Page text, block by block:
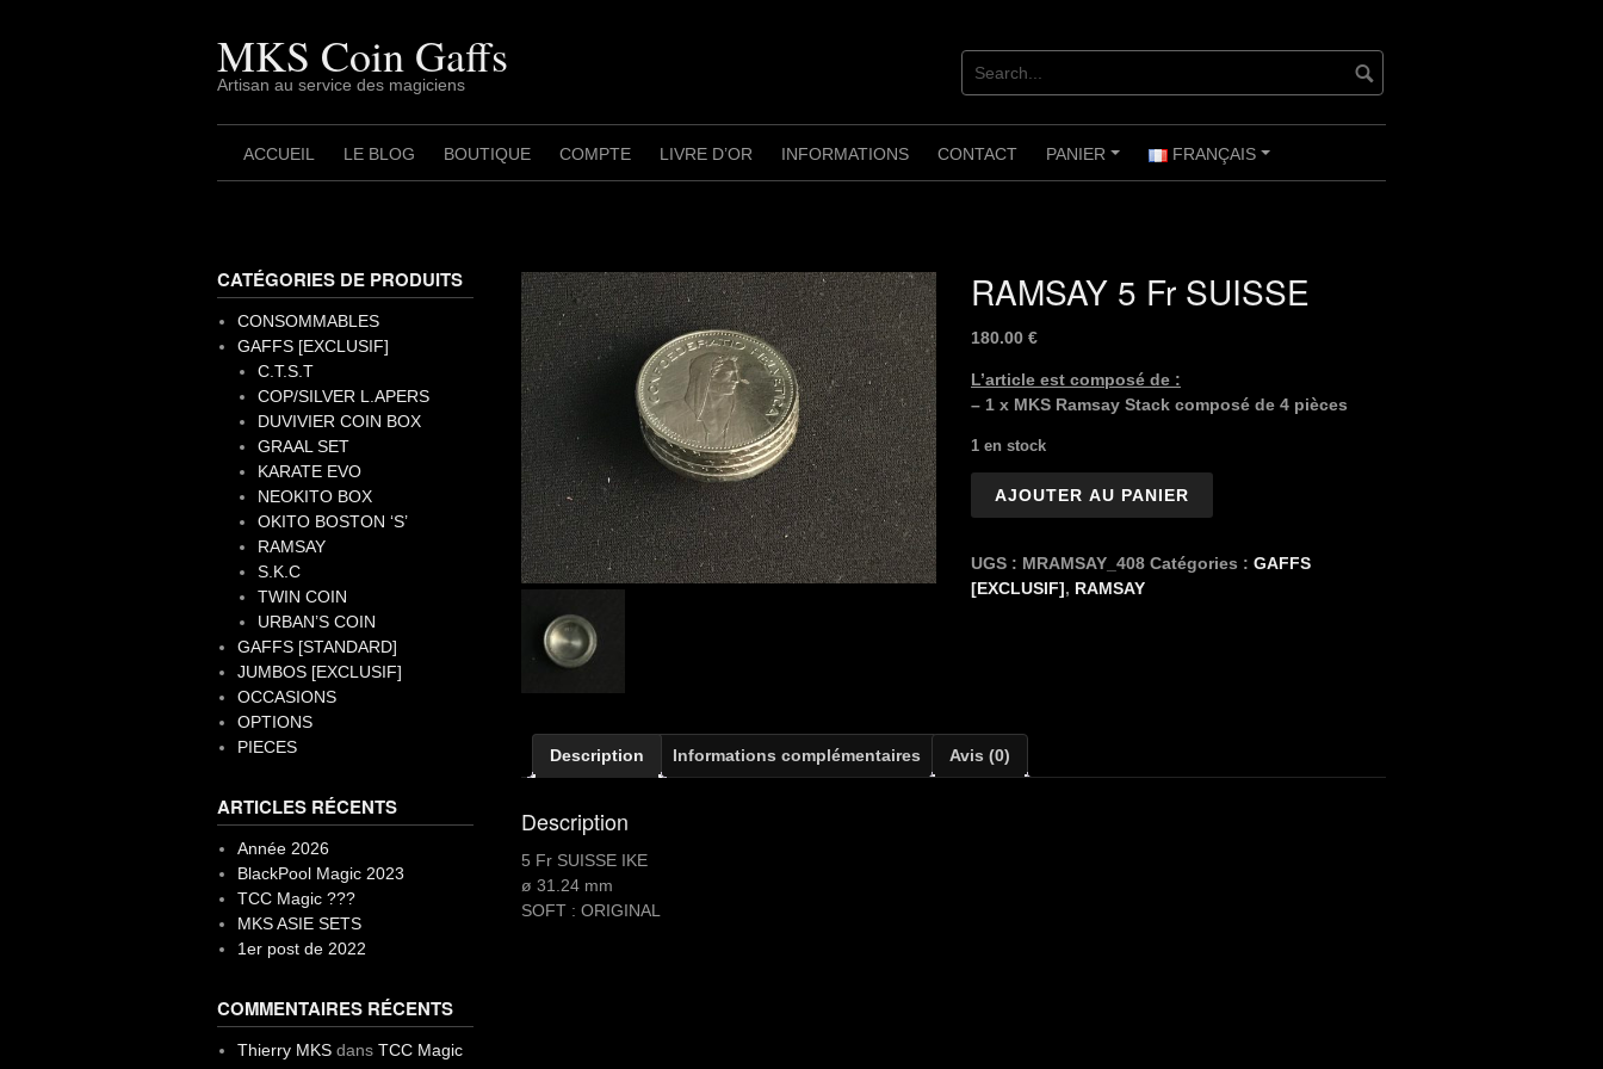
MKS Coin Gaffs
Artisan au service des magiciens
ACCUEIL LE BLOG BOUTIQUE COMPTE LIVRE D’OR INFORMATIONS CONTACT
+
PANIER
+
FRANÇAIS
RAMSAY 5 Fr SUISSE
180.00 €
L’article est composé de :
– 1 x MKS Ramsay Stack composé de 4 pièces
1 en stock
5
Fr
AJOUTER AU PANIER
UGS : MRAMSAY_408 Catégories : GAFFS
[EXCLUSIF], RAMSAY
Description Informations complémentaires Avis (0)
Description
5 Fr SUISSE IKE
ø 31.24 mm
SOFT : ORIGINAL
CATÉGORIES DE PRODUITS
CONSOMMABLES
GAFFS [EXCLUSIF]
C.T.S.T
COP/SILVER L.APERS
DUVIVIER COIN BOX
GRAAL SET
KARATE EVO
NEOKITO BOX
OKITO BOSTON ‘S’
RAMSAY
S.K.C
TWIN COIN
URBAN’S COIN
GAFFS [STANDARD]
JUMBOS [EXCLUSIF]
OCCASIONS
OPTIONS
PIECES
ARTICLES RÉCENTS
Année 2026
BlackPool Magic 2023
TCC Magic ???
MKS ASIE SETS
1er post de 2022
COMMENTAIRES RÉCENTS
Thierry MKSdans TCC Magic